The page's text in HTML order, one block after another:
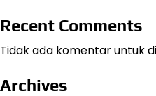
Recent Comments
Tidak ada komentar untuk
Archives